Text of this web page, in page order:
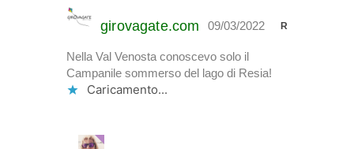
girovagate.com 09/03/2022 RISPONDI
Nella Val Venosta conoscevo solo il
Campanile sommerso del lago di Resia!
Caricamento...